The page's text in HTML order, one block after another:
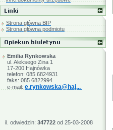
Strona główna BIP
Strona główna podmiotu
Emilia Rynkowska
ul. Aleksego Zina 1
17-200 Hajnówka
telefon: 085 6824931
faks: 085 6822994
e-mail: e.rynkowska@haj...
il. odwiedzin: 347722 od 25-03-2008